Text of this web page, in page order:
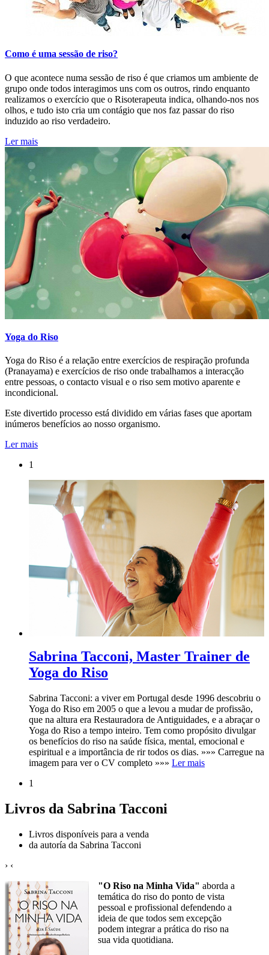
Como é uma sessão de riso?
O que acontece numa sessão de riso é que criamos um ambiente de
grupo onde todos interagimos uns com os outros, rindo enquanto
realizamos o exercício que o Risoterapeuta indica, olhando-nos nos
olhos, e tudo isto cria um contágio que nos faz passar do riso
induzido ao riso verdadeiro.
Ler mais
Yoga do Riso
Yoga do Riso é a relação entre exercícios de respiração profunda
(Pranayama) e exercícios de riso onde trabalhamos a interacção
entre pessoas, o contacto visual e o riso sem motivo aparente e
incondicional.
Este divertido processo está dividido em várias fases que aportam
inúmeros benefícios ao nosso organismo.
Ler mais
1
Sabrina Tacconi, Master Trainer de
Yoga do Riso
Sabrina Tacconi: a viver em Portugal desde 1996 descobriu o
Yoga do Riso em 2005 o que a levou a mudar de profissão,
que na altura era Restauradora de Antiguidades, e a abraçar o
Yoga do Riso a tempo inteiro. Tem como propósito divulgar
os benefícios do riso na saúde física, mental, emocional e
espiritual e a importância de rir todos os dias. »»» Carregue na
imagem para ver o CV completo »»» Ler mais
1
Livros da Sabrina Tacconi
Livros disponíveis para a venda
da autoría da Sabrina Tacconi
› ‹
"O Riso na Minha Vida" aborda a
temática do riso do ponto de vista
pessoal e profissional defendendo a
ideia de que todos sem excepção
podem integrar a prática do riso na
sua vida quotidiana.